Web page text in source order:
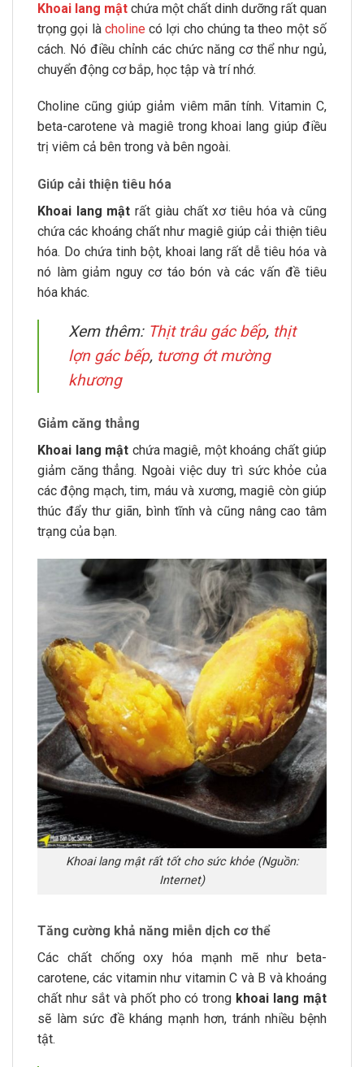
Khoai lang mật chứa một chất dinh dưỡng rất quan
trọng gọi là choline có lợi cho chúng ta theo một số
cách. Nó điều chỉnh các chức năng cơ thể như ngủ,
chuyển động cơ bắp, học tập và trí nhớ.
Choline cũng giúp giảm viêm mãn tính. Vitamin C,
beta-carotene và magiê trong khoai lang giúp điều
trị viêm cả bên trong và bên ngoài.
Giúp cải thiện tiêu hóa
Khoai lang mật rất giàu chất xơ tiêu hóa và cũng
chứa các khoáng chất như magiê giúp cải thiện tiêu
hóa. Do chứa tinh bột, khoai lang rất dễ tiêu hóa và
nó làm giảm nguy cơ táo bón và các vấn đề tiêu
hóa khác.
Xem thêm: Thịt trâu gác bếp, thịt
lợn gác bếp, tương ớt mường
khương
Giảm căng thẳng
Khoai lang mật chứa magiê, một khoáng chất giúp
giảm căng thẳng. Ngoài việc duy trì sức khỏe của
các động mạch, tim, máu và xương, magiê còn giúp
thúc đẩy thư giãn, bình tĩnh và cũng nâng cao tâm
trạng của bạn.
Khoai lang mật rất tốt cho sức khỏe (Nguồn:
Internet)
Tăng cường khả năng miễn dịch cơ thể
Các chất chống oxy hóa mạnh mẽ như beta-
carotene, các vitamin như vitamin C và B và khoáng
chất như sắt và phốt pho có trong khoai lang mật
sẽ làm sức đề kháng mạnh hơn, tránh nhiều bệnh
tật.